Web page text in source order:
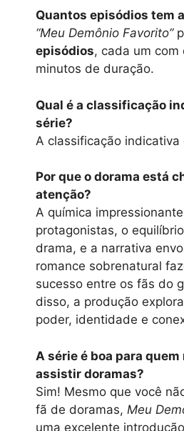
Quantos episódios tem
“Meu Demônio Favorito”
episódios, cada um com
minutos de duração.
Qual é a classificação
série?
A classificação indicativa
Por que o dorama está
atenção?
A química
protagonistas, o
drama, e a narrativa
romance sobrenatural
sucesso entre os fãs do
disso, a produção
poder, identidade e
A série é boa para
assistir doramas?
Sim! Mesmo que você
fã de doramas, Meu
uma excelente